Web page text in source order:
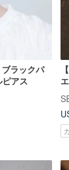
ラックパ
アス